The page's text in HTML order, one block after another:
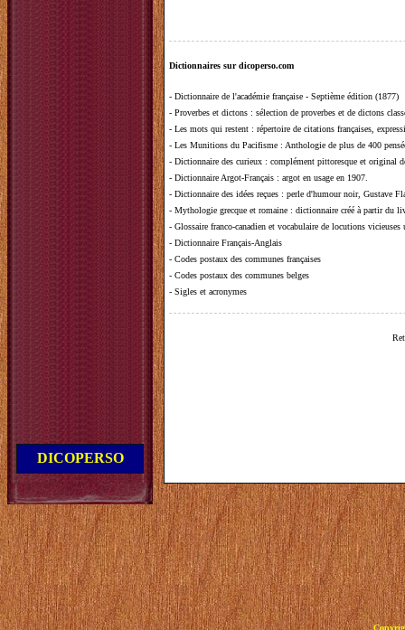
DICOPERSO
Dictionnaires sur dicoperso.com
- Dictionnaire de l'académie française - Septième édition (1877)
- Proverbes et dictons : sélection de proverbes et de dictons
- Les mots qui restent : répertoire de citations françaises,
- Les Munitions du Pacifisme : Anthologie de plus de 400
- Dictionnaire des curieux : complément pittoresque et original
- Dictionnaire Argot-Français : argot en usage en 1907.
- Dictionnaire des idées reçues : perle d'humour noir, Gustave
- Mythologie grecque et romaine : dictionnaire créé à partir du
- Glossaire franco-canadien et vocabulaire de locutions vicieuses
- Dictionnaire Français-Anglais
- Codes postaux des communes françaises
- Codes postaux des communes belges
- Sigles et acronymes